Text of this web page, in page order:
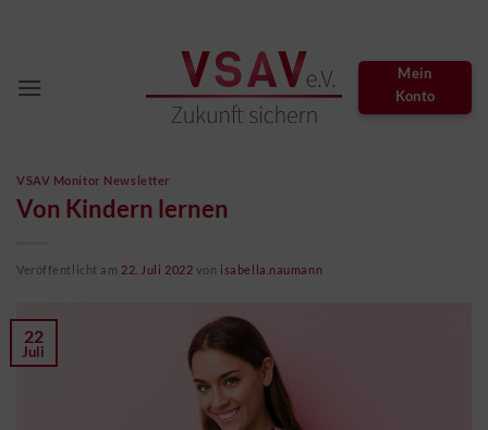
Mein
Konto
VSAV Monitor Newsletter
Von Kindern lernen
Veröffentlicht am 22. Juli 2022 von isabella.naumann
22
Juli